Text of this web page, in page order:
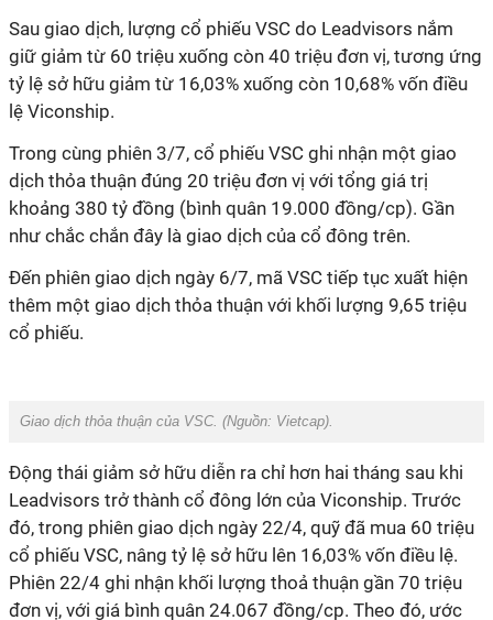
Sau giao dịch, lượng cổ phiếu VSC do Leadvisors nắm
giữ giảm từ 60 triệu xuống còn 40 triệu đơn vị, tương ứng
tỷ lệ sở hữu giảm từ 16,03% xuống còn 10,68% vốn điều
lệ Viconship.
Trong cùng phiên 3/7, cổ phiếu VSC ghi nhận một giao
dịch thỏa thuận đúng 20 triệu đơn vị với tổng giá trị
khoảng 380 tỷ đồng (bình quân 19.000 đồng/cp). Gần
như chắc chắn đây là giao dịch của cổ đông trên.
Đến phiên giao dịch ngày 6/7, mã VSC tiếp tục xuất hiện
thêm một giao dịch thỏa thuận với khối lượng 9,65 triệu
cổ phiếu.
Giao dịch thỏa thuận của VSC. (Nguồn: Vietcap).
Động thái giảm sở hữu diễn ra chỉ hơn hai tháng sau khi
Leadvisors trở thành cổ đông lớn của Viconship. Trước
đó, trong phiên giao dịch ngày 22/4, quỹ đã mua 60 triệu
cổ phiếu VSC, nâng tỷ lệ sở hữu lên 16,03% vốn điều lệ.
Phiên 22/4 ghi nhận khối lượng thoả thuận gần 70 triệu
đơn vị, với giá bình quân 24.067 đồng/cp. Theo đó, ước